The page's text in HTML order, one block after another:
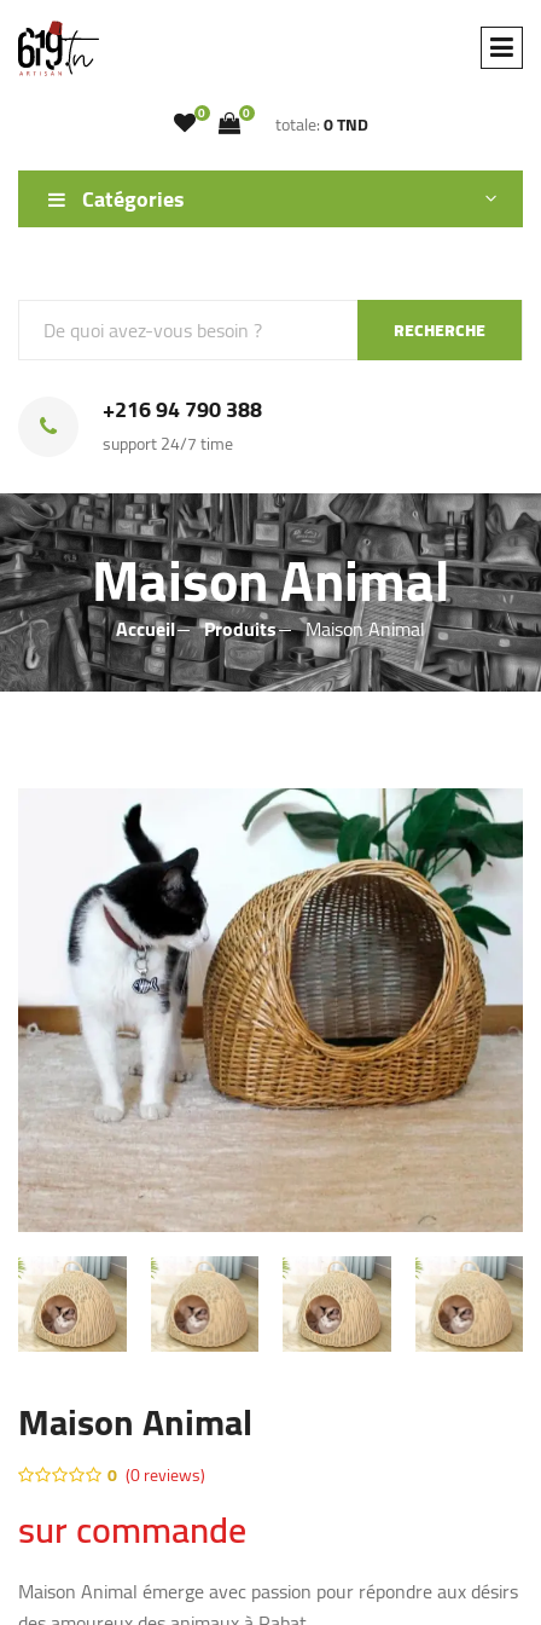
0 0 totale:0 TND
Catégories
RECHERCHE
+216 94 790 388
support 24/7 time
Maison Animal
Accueil Produits Maison Animal
Maison Animal
0 (0 reviews)
sur commande
Maison Animal émerge avec passion pour répondre aux désirs